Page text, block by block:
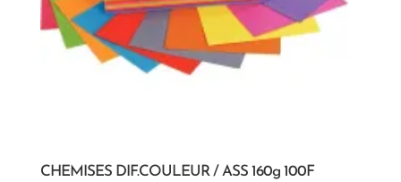
CHEMISES DIF.COULEUR / ASS 160g 100F